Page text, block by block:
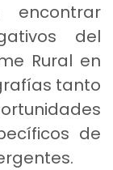
del
Rural en
tanto
de